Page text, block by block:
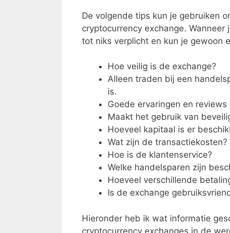
De volgende tips kun je gebruiken
cryptocurrency exchange.
tot niks verplicht en kun je gewoon
Hoe veilig is de exchange?
Alleen traden bij een
is.
Goede ervaringen en
Maakt het gebruik van
Hoeveel kapitaal is er
Wat zijn de
Hoe is de klantenservice?
Welke handelsparen zijn
Hoeveel verschillende
Is de exchange
Hieronder heb ik wat informatie
cryptocurrency exchanges in de